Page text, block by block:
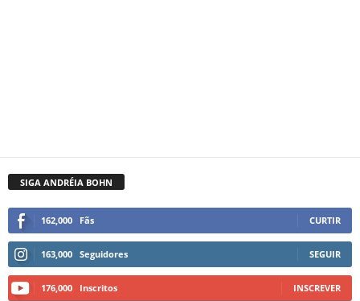
SIGA ANDRÉIA BOHN
162,000 Fãs CURTIR
163,000 Seguidores SEGUIR
176,000 Inscritos INSCREVER